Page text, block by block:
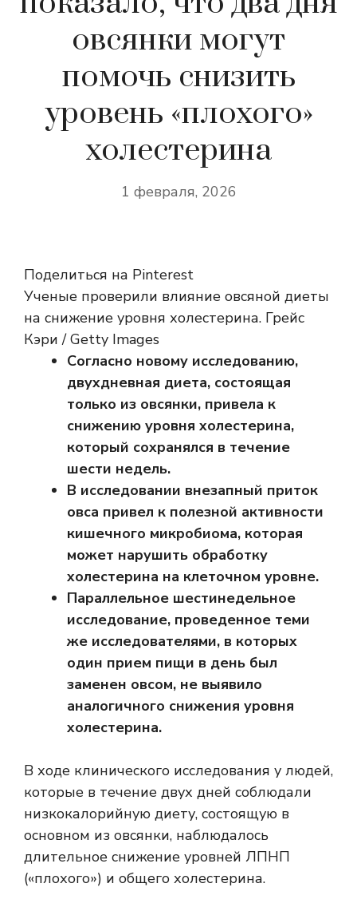
овсянки могут
помочь снизить
уровень «плохого»
холестерина
1 февраля, 2026
Поделиться на Pinterest
Ученые проверили влияние овсяной диеты
на снижение уровня холестерина. Грейс
Кэри / Getty Images
Согласно новому исследованию,
двухдневная диета, состоящая
только из овсянки, привела к
снижению уровня холестерина,
который сохранялся в течение
шести недель.
В исследовании внезапный приток
овса привел к полезной активности
кишечного микробиома, которая
может нарушить обработку
холестерина на клеточном уровне.
Параллельное шестинедельное
исследование, проведенное теми
же исследователями, в которых
один прием пищи в день был
заменен овсом, не выявило
аналогичного снижения уровня
холестерина.
В ходе клинического исследования у людей,
которые в течение двух дней соблюдали
низкокалорийную диету, состоящую в
основном из овсянки, наблюдалось
длительное снижение уровней ЛПНП
(«плохого») и общего холестерина.